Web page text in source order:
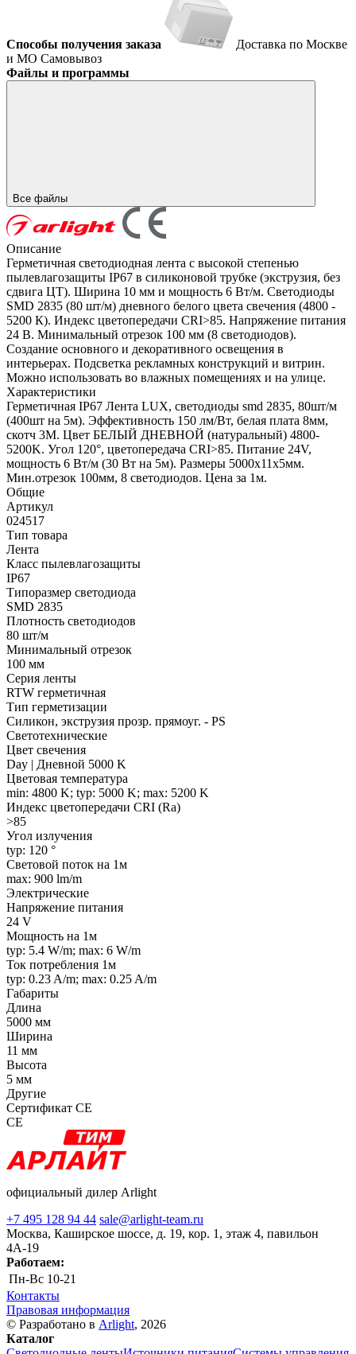
Способы получения заказа
Доставка по Москве
и МО Самовывоз
Файлы и программы
Все файлы
Описание
Герметичная светодиодная лента с высокой степенью
пылевлагозащиты IP67 в силиконовой трубке (экструзия, без
сдвига ЦТ). Ширина 10 мм и мощность 6 Вт/м. Светодиоды
SMD 2835 (80 шт/м) дневного белого цвета свечения (4800 -
5200 К). Индекс цветопередачи CRI>85. Напряжение питания
24 В. Минимальный отрезок 100 мм (8 светодиодов).
Создание основного и декоративного освещения в
интерьерах. Подсветка рекламных конструкций и витрин.
Можно использовать во влажных помещениях и на улице.
Характеристики
Герметичная IP67 Лента LUX, светодиоды smd 2835, 80шт/м
(400шт на 5м). Эффективность 150 лм/Вт, белая плата 8мм,
скотч 3М. Цвет БЕЛЫЙ ДНЕВНОЙ (натуральный) 4800-
5200K. Угол 120°, цветопередача CRI>85. Питание 24V,
мощность 6 Вт/м (30 Вт на 5м). Размеры 5000х11х5мм.
Мин.отрезок 100мм, 8 светодиодов. Цена за 1м.
Общие
Артикул
024517
Тип товара
Лента
Класс пылевлагозащиты
IP67
Типоразмер светодиода
SMD 2835
Плотность светодиодов
80 шт/м
Минимальный отрезок
100 мм
Серия ленты
RTW герметичная
Тип герметизации
Силикон, экструзия прозр. прямоуг. - PS
Светотехнические
Цвет свечения
Day | Дневной 5000 K
Цветовая температура
min: 4800 K; typ: 5000 K; max: 5200 K
Индекс цветопередачи CRI (Ra)
>85
Угол излучения
typ: 120 °
Световой поток на 1м
max: 900 lm/m
Электрические
Напряжение питания
24 V
Мощность на 1м
typ: 5.4 W/m; max: 6 W/m
Ток потребления 1м
typ: 0.23 A/m; max: 0.25 A/m
Габариты
Длина
5000 мм
Ширина
11 мм
Высота
5 мм
Другие
Сертификат CE
CE
официальный дилер Arlight
+7 495 128 94 44 sale@arlight-team.ru
Москва, Каширское шоссе, д. 19, кор. 1, этаж 4, павильон
4А-19
Работаем:
Пн-Вс 10-21
Контакты
Правовая информация
© Разработано в Arlight, 2026
Каталог